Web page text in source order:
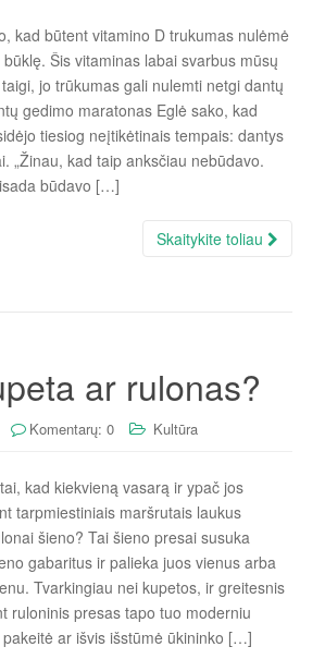
kad būtent vitamino D trukumas nulėmė
Šis vitaminas labai svarbus mūsų
jo trūkumas gali nulemti netgi dantų
gedimo maratonas Eglė sako, kad
tiesiog neįtikėtinais tempais: dantys
„Žinau, kad taip anksčiau nebūdavo.
būdavo […]
Skaitykite toliau
ar rulonas?
Komentarų: 0 Kultūra
kad kiekvieną vasarą ir ypač jos
tarpmiestiniais maršrutais laukus
šieno? Tai šieno presai susuka
gabaritus ir palieka juos vienus arba
Tvarkingiau nei kupetos, ir greitesnis
ruloninis presas tapo tuo moderniu
ar išvis išstūmė ūkininko […]